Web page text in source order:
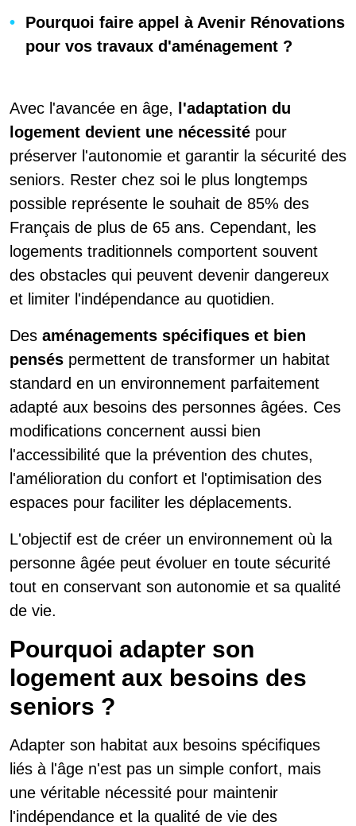
Pourquoi faire appel à Avenir Rénovations
pour vos travaux d'aménagement ?
Avec l'avancée en âge, l'adaptation du
logement devient une nécessité pour
préserver l'autonomie et garantir la sécurité des
seniors. Rester chez soi le plus longtemps
possible représente le souhait de 85% des
Français de plus de 65 ans. Cependant, les
logements traditionnels comportent souvent
des obstacles qui peuvent devenir dangereux
et limiter l'indépendance au quotidien.
Des aménagements spécifiques et bien
pensés permettent de transformer un habitat
standard en un environnement parfaitement
adapté aux besoins des personnes âgées. Ces
modifications concernent aussi bien
l'accessibilité que la prévention des chutes,
l'amélioration du confort et l'optimisation des
espaces pour faciliter les déplacements.
L'objectif est de créer un environnement où la
personne âgée peut évoluer en toute sécurité
tout en conservant son autonomie et sa qualité
de vie.
Pourquoi adapter son
logement aux besoins des
seniors ?
Adapter son habitat aux besoins spécifiques
liés à l'âge n'est pas un simple confort, mais
une véritable nécessité pour maintenir
l'indépendance et la qualité de vie des